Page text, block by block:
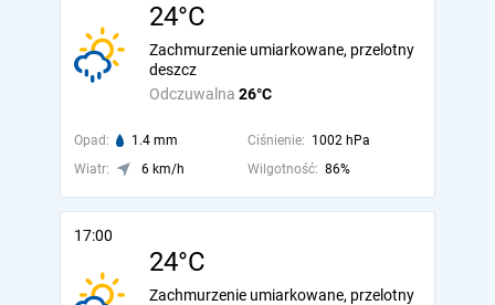
24°C
Odczuwalna 26°C
Zachmurzenie umiarkowane, przelotny
deszcz
Opad: 1.4 mm Ciśnienie: 1002 hPa
Wiatr:
6 km/h Wilgotność: 86%
17:00
24°C
Zachmurzenie umiarkowane, przelotny